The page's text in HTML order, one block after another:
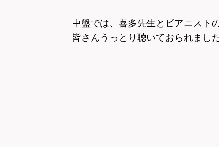
中盤では、喜多先生とピアニスト
皆さんうっとり聴いておられまし